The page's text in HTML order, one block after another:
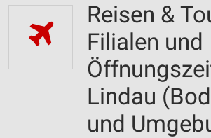
Reisen &
Filialen und
Lindau
und